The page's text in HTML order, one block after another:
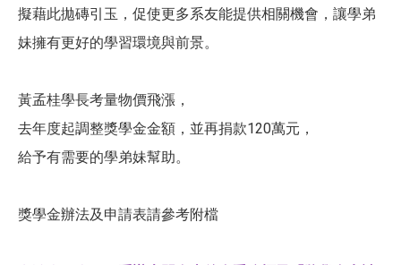
擬藉此拋磚引玉，促使更多系友能提供相關機會，讓學弟
妹擁有更好的學習環境與前景。
黃孟桂學長考量物價飛漲，
去年度起調整獎學金金額，並再捐款120萬元，
給予有需要的學弟妹幫助。
獎學金辦法及申請表請參考附檔